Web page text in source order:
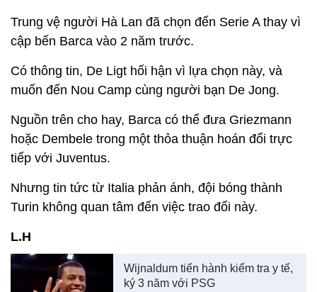
Trung vệ người Hà Lan đã chọn đến Serie A thay vì
cập bến Barca vào 2 năm trước.
Có thông tin, De Ligt hối hận vì lựa chọn này, và
muốn đến Nou Camp cùng người bạn De Jong.
Nguồn trên cho hay, Barca có thể đưa Griezmann
hoặc Dembele trong một thỏa thuận hoán đổi trực
tiếp với Juventus.
Nhưng tin tức từ Italia phản ánh, đội bóng thành
Turin không quan tâm đến việc trao đổi này.
L.H
Wijnaldum tiến hành kiểm tra y tế,
ký 3 năm với PSG